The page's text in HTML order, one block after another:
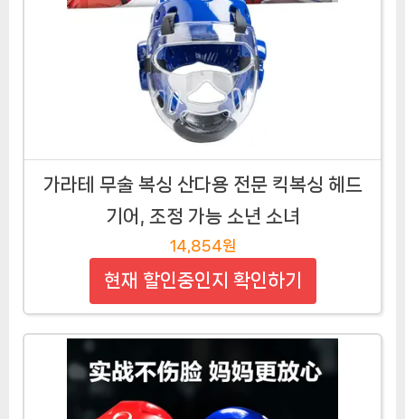
가라테 무술 복싱 산다용 전문 킥복싱 헤드
기어, 조정 가능 소년 소녀
14,854원
현재 할인중인지 확인하기